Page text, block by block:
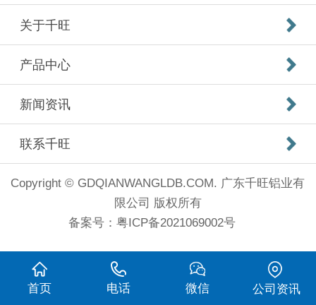
关于千旺
产品中心
新闻资讯
联系千旺
Copyright © GDQIANWANGLDB.COM. 广东千旺铝业有
限公司 版权所有
备案号： 粤ICP备2021069002号
首页 电话 微信 公司资讯